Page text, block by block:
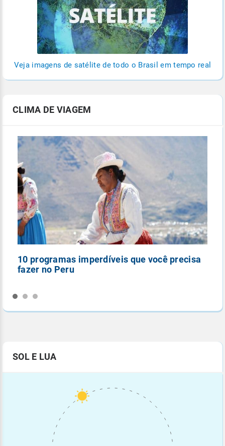
Veja imagens de satélite de todo o Brasil em tempo real
CLIMA DE VIAGEM
10 programas imperdíveis que você precisa
fazer no Peru
SOL E LUA